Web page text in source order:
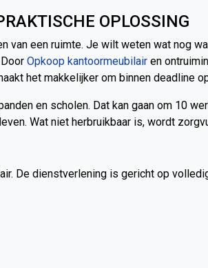
OPLOSSING
van een ruimte. Je wilt weten wat nog
Opkoop kantoormeubilair en
het makkelijker om binnen deadline
en scholen. Dat kan gaan om 10
Wat niet herbruikbaar is, wordt
De dienstverlening is gericht op